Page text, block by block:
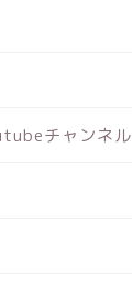
チャンネル